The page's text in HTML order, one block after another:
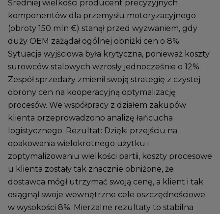
Średniej wielkości producent precyzyjnych
komponentów dla przemysłu motoryzacyjnego
(obroty 150 mln €) stanął przed wyzwaniem, gdy
duży OEM zażądał ogólnej obniżki cen o 8%.
Sytuacja wyjściowa była krytyczna, ponieważ koszty
surowców stalowych wzrosły jednocześnie o 12%.
Zespół sprzedaży zmienił swoją strategię z czystej
obrony cen na kooperacyjną optymalizację
procesów. We współpracy z działem zakupów
klienta przeprowadzono analizę łańcucha
logistycznego. Rezultat: Dzięki przejściu na
opakowania wielokrotnego użytku i
zoptymalizowaniu wielkości partii, koszty procesowe
u klienta zostały tak znacznie obniżone, że
dostawca mógł utrzymać swoją cenę, a klient i tak
osiągnął swoje wewnętrzne cele oszczędnościowe
w wysokości 8%. Mierzalne rezultaty to stabilna